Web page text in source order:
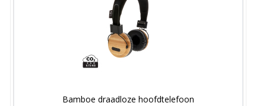
Bamboe draadloze hoofdtelefoon